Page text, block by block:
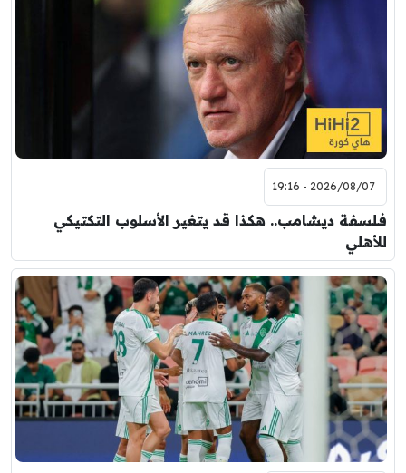
7:00 م
مباراة ودية
اودينيزي
8:00 م
مباراة ودية
2026/08/07 - 19:16
فلسفة ديشامب.. هكذا قد يتغير الأسلوب التكتيكي
للأهلي